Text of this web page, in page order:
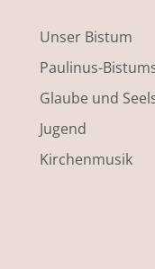
Unser Bistum
Paulinus-
Glaube und
Jugend
Kirchenmusik